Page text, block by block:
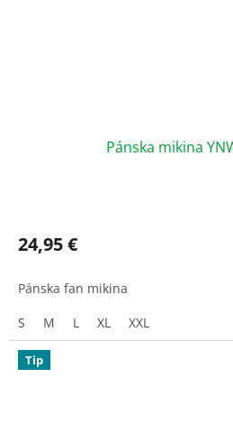
Pánska mikina
24,95 €
Pánska fan mikina
S
M L XL XXL
Tip